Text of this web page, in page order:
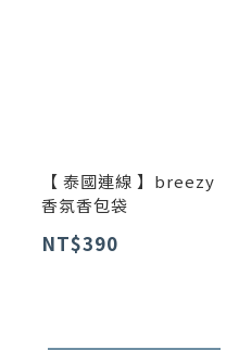
【 泰國連線 】breezy
香氛香包袋
NT$390